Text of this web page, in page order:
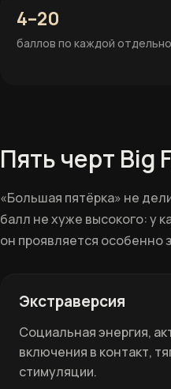
4–20
баллов по каждой
Пять черт Big
«Большая пятёрка» не
балл не хуже высокого: у
он проявляется особенно
Экстраверсия
Социальная энергия,
включения в контакт,
стимуляции.